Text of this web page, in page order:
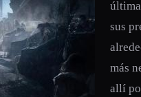
sus
más
allí